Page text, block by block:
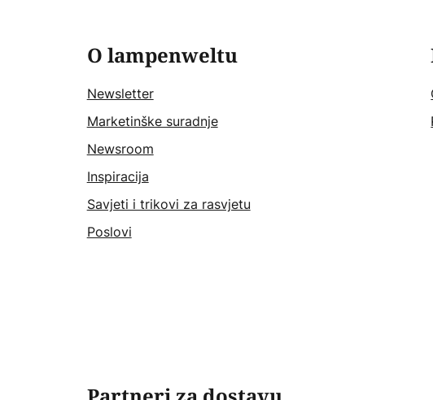
O lampenweltu
Newsletter
Marketinške suradnje
Newsroom
Inspiracija
Savjeti i trikovi za rasvjetu
Poslovi